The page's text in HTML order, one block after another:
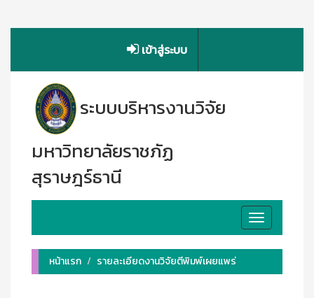
เข้าสู่ระบบ
ระบบบริหารงานวิจัย
มหาวิทยาลัยราชภัฏ
สุราษฎร์ธานี
Toggle
navigation
หน้าแรก
รายละเอียดงานวิจัยตีพิมพ์เผยแพร่